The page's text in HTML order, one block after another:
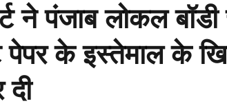
ने पंजाब लोकल
के इस्तेमाल के